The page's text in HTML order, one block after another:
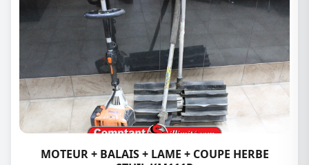
MOTEUR + BALAIS + LAME + COUPE HERBE